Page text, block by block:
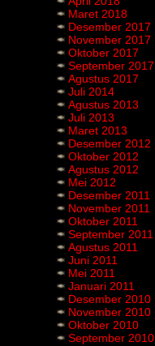
Maret 2018
Desember 2017
November 2017
Oktober 2017
September 2017
Agustus 2017
Juli 2014
Agustus 2013
Juli 2013
Maret 2013
Desember 2012
Oktober 2012
Agustus 2012
Mei 2012
Desember 2011
November 2011
Oktober 2011
September 2011
Agustus 2011
Juni 2011
Mei 2011
Januari 2011
Desember 2010
November 2010
Oktober 2010
September 2010